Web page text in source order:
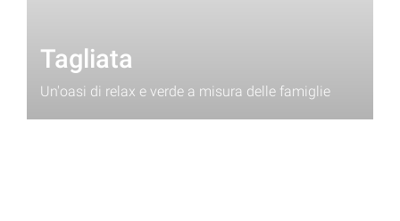
Tagliata
Un'oasi di relax e verde a misura delle famiglie